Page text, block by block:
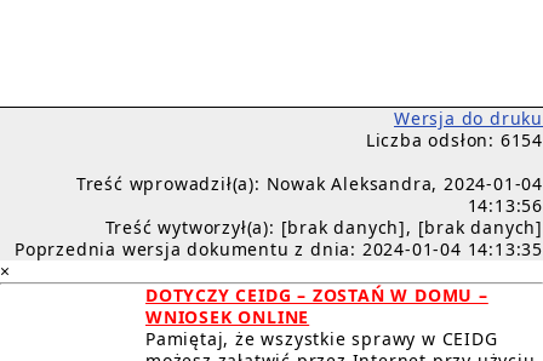
Wersja do druku
Liczba odsłon: 6154
Treść wprowadził(a): Nowak Aleksandra, 2024-01-04
14:13:56
Treść wytworzył(a): [brak danych], [brak danych]
Poprzednia wersja dokumentu z dnia: 2024-01-04 14:13:35
×
DOTYCZY CEIDG – ZOSTAŃ W DOMU –
WNIOSEK ONLINE
Pamiętaj, że wszystkie sprawy w CEIDG